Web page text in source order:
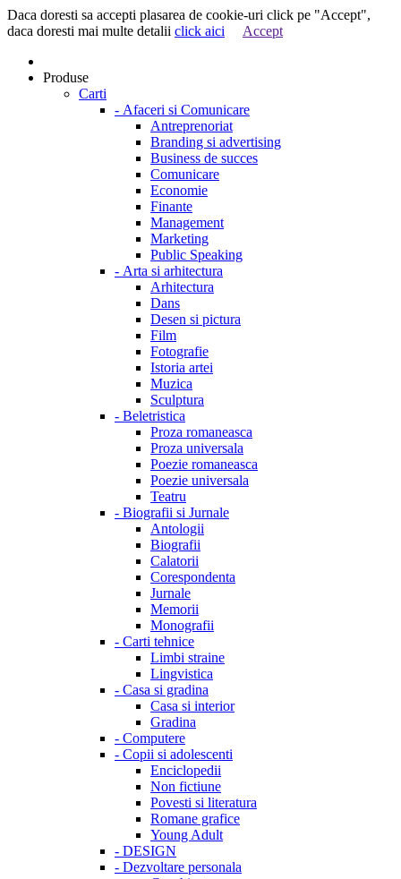
Daca doresti sa accepti plasarea de cookie-uri click pe "Accept",
daca doresti mai multe detalii click aici Accept
Produse
Carti
- Afaceri si Comunicare
Antreprenoriat
Branding si advertising
Business de succes
Comunicare
Economie
Finante
Management
Marketing
Public Speaking
- Arta si arhitectura
Arhitectura
Dans
Desen si pictura
Film
Fotografie
Istoria artei
Muzica
Sculptura
- Beletristica
Proza romaneasca
Proza universala
Poezie romaneasca
Poezie universala
Teatru
- Biografii si Jurnale
Antologii
Biografii
Calatorii
Corespondenta
Jurnale
Memorii
Monografii
- Carti tehnice
Limbi straine
Lingvistica
- Casa si gradina
Casa si interior
Gradina
- Computere
- Copii si adolescenti
Enciclopedii
Non fictiune
Povesti si literatura
Romane grafice
Young Adult
- DESIGN
- Dezvoltare personala